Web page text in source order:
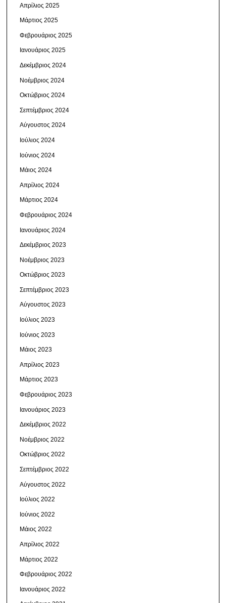
Απρίλιος 2025
Μάρτιος 2025
Φεβρουάριος 2025
Ιανουάριος 2025
Δεκέμβριος 2024
Νοέμβριος 2024
Οκτώβριος 2024
Σεπτέμβριος 2024
Αύγουστος 2024
Ιούλιος 2024
Ιούνιος 2024
Μάιος 2024
Απρίλιος 2024
Μάρτιος 2024
Φεβρουάριος 2024
Ιανουάριος 2024
Δεκέμβριος 2023
Νοέμβριος 2023
Οκτώβριος 2023
Σεπτέμβριος 2023
Αύγουστος 2023
Ιούλιος 2023
Ιούνιος 2023
Μάιος 2023
Απρίλιος 2023
Μάρτιος 2023
Φεβρουάριος 2023
Ιανουάριος 2023
Δεκέμβριος 2022
Νοέμβριος 2022
Οκτώβριος 2022
Σεπτέμβριος 2022
Αύγουστος 2022
Ιούλιος 2022
Ιούνιος 2022
Μάιος 2022
Απρίλιος 2022
Μάρτιος 2022
Φεβρουάριος 2022
Ιανουάριος 2022